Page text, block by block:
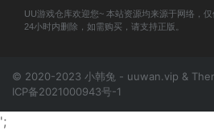
UU游戏仓库欢迎您~ 本站资源均来源于网络，
24小时内删除，如需购买，请支持正版。
© 2020-2023 小韩兔 - uuwan.vip &
ICP备2021000943号-1
';